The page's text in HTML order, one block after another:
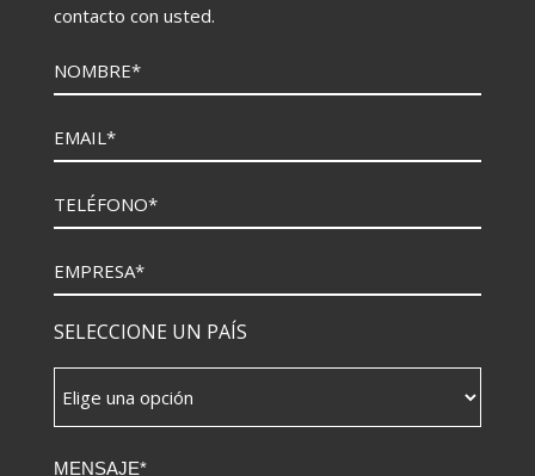
contacto con usted.
SELECCIONE UN PAÍS